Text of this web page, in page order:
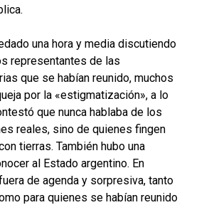
una hora y media discutiendo
representantes de las
que se habían reunido, muchos
por la «estigmatización», a lo
que nunca hablaba de los
reales, sino de quienes fingen
tierras. También hubo una
al Estado argentino. En
de agenda y sorpresiva, tanto
para quienes se habían reunido